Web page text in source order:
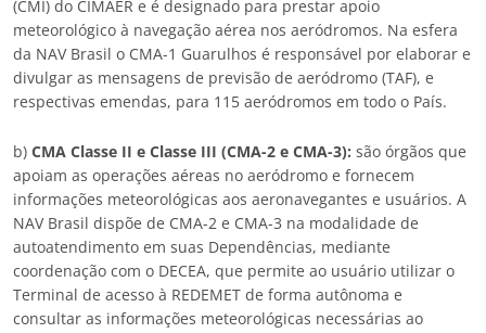
(CMI) do CIMAER e é designado para prestar apoio
meteorológico à navegação aérea nos aeródromos. Na esfera
da NAV Brasil o CMA-1 Guarulhos é responsável por elaborar e
divulgar as mensagens de previsão de aeródromo (TAF), e
respectivas emendas, para 115 aeródromos em todo o País.
b) CMA Classe II e Classe III (CMA-2 e CMA-3): são órgãos que
apoiam as operações aéreas no aeródromo e fornecem
informações meteorológicas aos aeronavegantes e usuários. A
NAV Brasil dispõe de CMA-2 e CMA-3 na modalidade de
autoatendimento em suas Dependências, mediante
coordenação com o DECEA, que permite ao usuário utilizar o
Terminal de acesso à REDEMET de forma autônoma e
consultar as informações meteorológicas necessárias ao